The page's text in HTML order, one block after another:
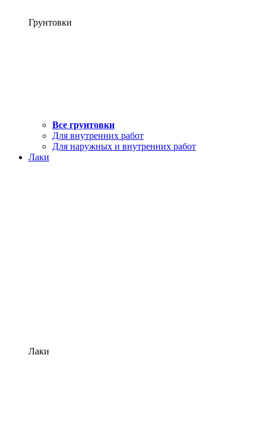
Грунтовки
Все грунтовки
Для внутренних работ
Для наружных и внутренних работ
Лаки
Лаки